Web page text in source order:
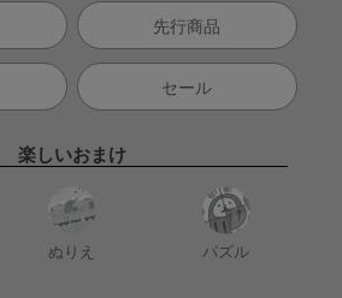
先行商品
セール
楽しいおまけ
ぬりえ パズル